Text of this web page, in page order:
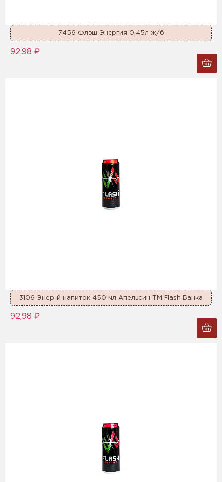
7456 Флэш Энергия 0,45л ж/б
92,98 ₽
3106 Энер-й напиток 450 мл Апельсин ТМ Flash Банка
92,98 ₽